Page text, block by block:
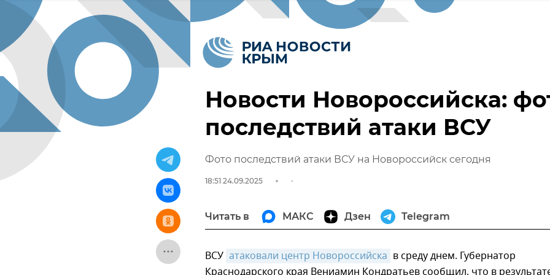
Новости Новороссийска:
последствий атаки ВСУ
Фото последствий атаки ВСУ на Новороссийск сегодня
18:51 24.09.2025
Читать в МАКС Дзен Telegram
ВСУ атаковали центр Новороссийска в среду днем. Губернатор
Краснодарского края Вениамин Кондратьев сообщил, что в